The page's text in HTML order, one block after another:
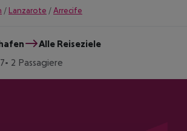
/ Lanzarote /Arrecife
Alle Reiseziele
2 Passagiere